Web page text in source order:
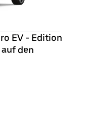
EV - Edition
den